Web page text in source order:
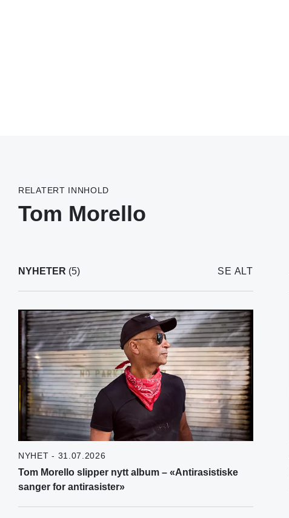
RELATERT INNHOLD
Tom Morello
NYHETER (5) SE ALT
NYHET - 31.07.2026
Tom Morello slipper nytt album – «Antirasistiske
sanger for antirasister»